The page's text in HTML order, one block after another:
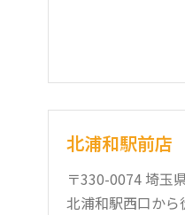
北浦和駅前店
〒330-0074 埼玉
北浦和駅西口から